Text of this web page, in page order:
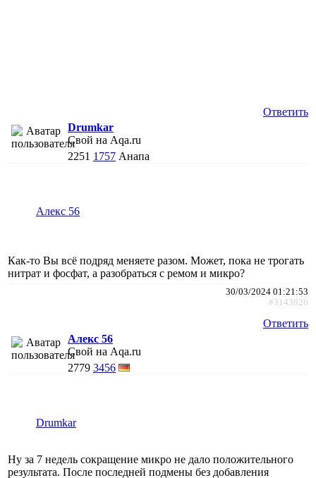
Ответить
Drumkar
Свой на Aqa.ru
2251 1757 Анапа
Алекс 56
Как-то Вы всё подряд меняете разом. Может, пока не трогать
нитрат и фосфат, а разобраться с ремом и микро?
30/03/2024 01:21:53
#3143926
Ответить
Алекс 56
Свой на Aqa.ru
2779 3456
Drumkar
Ну за 7 недель сокращение микро не дало положительного
результата. После последней подмены без добавления